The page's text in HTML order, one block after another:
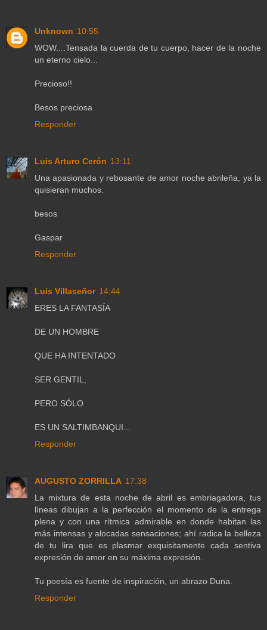
Unknown 10:55
WOW....Tensada la cuerda de tu cuerpo, hacer de la noche
un eterno cielo...
Precioso!!
Besos preciosa
Responder
Luis Arturo Cerón 13:11
Una apasionada y rebosante de amor noche abrileña, ya la
quisieran muchos.
besos
Gaspar
Responder
Luis Villaseñor 14:44
ERES LA FANTASÍA
DE UN HOMBRE
QUE HA INTENTADO
SER GENTIL,
PERO SÓLO
ES UN SALTIMBANQUI...
Responder
AUGUSTO ZORRILLA 17:38
La mixtura de esta noche de abril es embriagadora, tus
líneas dibujan a la perfección el momento de la entrega
plena y con una rítmica admirable en donde habitan las
más intensas y alocadas sensaciones; ahí radica la belleza
de tu lira que es plasmar exquisitamente cada sentiva
expresión de amor en su máxima expresión.
Tu poesía es fuente de inspiración, un abrazo Duna.
Responder